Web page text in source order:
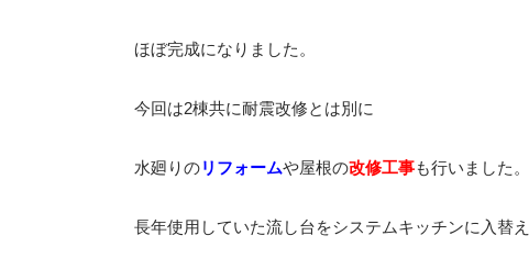
ほぼ完成になりました。
今回は2棟共に耐震改修とは別に
水廻りのリフォームや屋根の改修工事も行いました。
長年使用していた流し台をシステムキッチンに入替え